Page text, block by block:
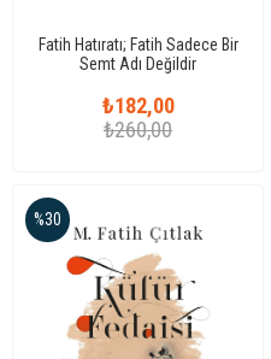
Fatih Hatıratı; Fatih Sadece Bir
Semt Adı Değildir
₺182,00
₺260,00
%30